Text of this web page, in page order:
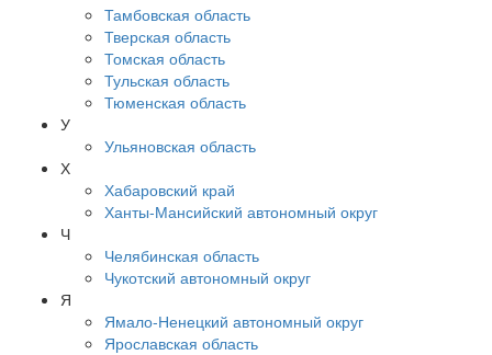
Тамбовская область
Тверская область
Томская область
Тульская область
Тюменская область
У
Ульяновская область
Х
Хабаровский край
Ханты-Мансийский автономный округ
Ч
Челябинская область
Чукотский автономный округ
Я
Ямало-Ненецкий автономный округ
Ярославская область